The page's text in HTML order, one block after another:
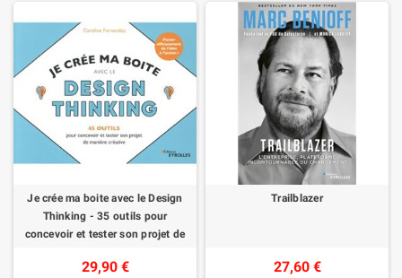
Je crée ma boite avec le Design
Thinking - 35 outils pour
concevoir et tester son projet de
29,90 €
Trailblazer
27,60 €